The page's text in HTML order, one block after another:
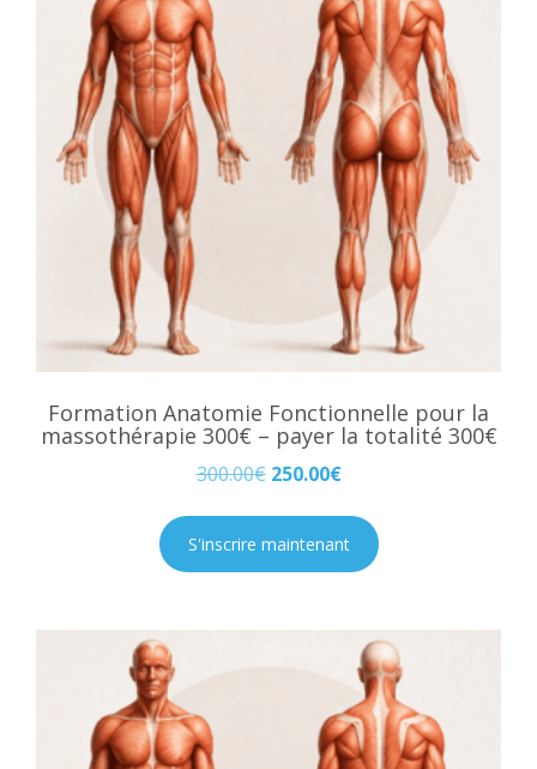
Formation Anatomie Fonctionnelle pour la
massothérapie 300€ – payer la totalité 300€
300.00€ 250.00€
S'inscrire maintenant